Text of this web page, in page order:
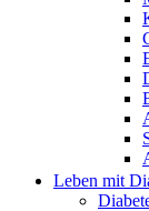
Leben mit